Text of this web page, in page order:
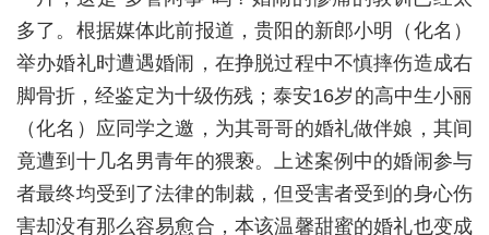
多了。根据媒体此前报道，贵阳的新郎小明（化名）
举办婚礼时遭遇婚闹，在挣脱过程中不慎摔伤造成右
脚骨折，经鉴定为十级伤残；泰安16岁的高中生小丽
（化名）应同学之邀，为其哥哥的婚礼做伴娘，其间
竟遭到十几名男青年的猥亵。上述案例中的婚闹参与
者最终均受到了法律的制裁，但受害者受到的身心伤
害却没有那么容易愈合，本该温馨甜蜜的婚礼也变成